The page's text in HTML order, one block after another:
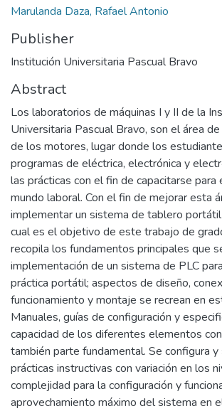
Marulanda Daza, Rafael Antonio
Publisher
Institución Universitaria Pascual Bravo
Abstract
Los laboratorios de máquinas I y II de la
Universitaria Pascual Bravo, son el área
de los motores, lugar donde los
programas de eléctrica, electrónica y
las prácticas con el fin de capacitarse para
mundo laboral. Con el fin de mejorar esta
implementar un sistema de tablero portátil
cual es el objetivo de este trabajo de
recopila los fundamentos principales que
implementación de un sistema de PLC
práctica portátil; aspectos de diseño,
funcionamiento y montaje se recrean en
Manuales, guías de configuración y
capacidad de los diferentes elementos
también parte fundamental. Se configura y
prácticas instructivas con variación en los
complejidad para la configuración y
aprovechamiento máximo del sistema en